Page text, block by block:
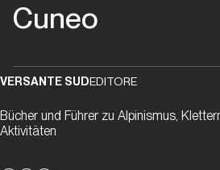
ancora
vivere
Cuneo
Cuneo
VERSANTE SUDEDITORE
Bücher und Führer zu Alpinismus,
Aktivitäten